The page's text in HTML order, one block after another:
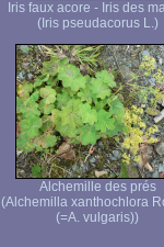
Iris faux acore - Iris des
(Iris pseudacorus L.)
Alchemille des prés
(Alchemilla xanthochlora
(=A. vulgaris))